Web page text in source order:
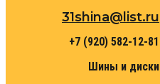
31shina@list.ru
+7 (920) 582-12-81
Шины и диски